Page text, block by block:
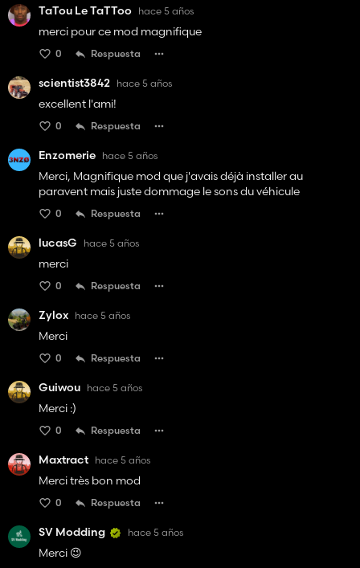
TaTou Le TaTToo hace 5 años
merci pour ce mod magnifique
0 Respuesta
scientist3842 hace 5 años
excellent l'ami!
0 Respuesta
Enzomerie hace 5 años
Merci, Magnifique mod que j'avais déjà installer au
paravent mais juste dommage le sons du véhicule
0 Respuesta
lucasG hace 5 años
merci
0 Respuesta
Zylox hace 5 años
Merci
0 Respuesta
Guiwou hace 5 años
Merci :)
0 Respuesta
Maxtract hace 5 años
Merci très bon mod
0 Respuesta
SV Modding hace 5 años
Merci 😉